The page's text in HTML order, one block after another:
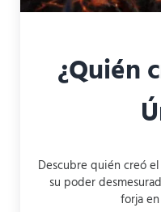
¿Quién
Descubre quién creó
su poder
forja